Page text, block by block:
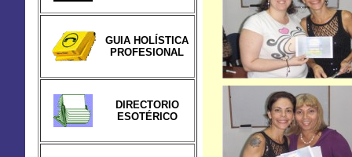
GUIA HOLÍSTICA
PROFESIONAL
DIRECTORIO
ESOTÉRICO